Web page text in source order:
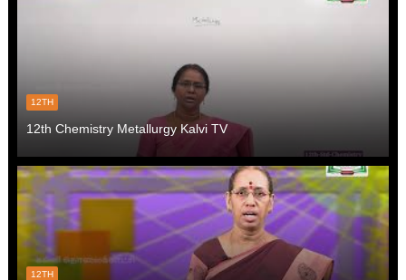
12TH
12th Chemistry Metallurgy Kalvi TV
12TH